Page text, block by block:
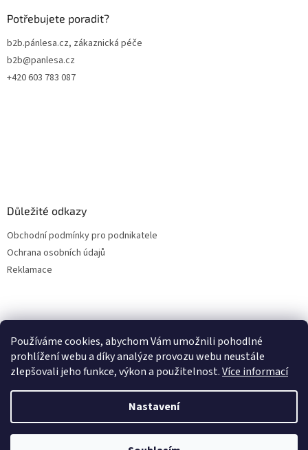
Používáme cookies, abychom Vám umožnili pohodlné
prohlížení webu a díky analýze provozu webu neustále
zlepšovali jeho funkce, výkon a použitelnost.Více informací
Nastavení
Potřebujete poradit?
b2b.pánlesa.cz, zákaznická péče
b2b@panlesa.cz
+420 603 783 087
Důležité odkazy
Obchodní podmínky pro podnikatele
Ochrana osobních údajů
Reklamace
Vytvořil Shoptet